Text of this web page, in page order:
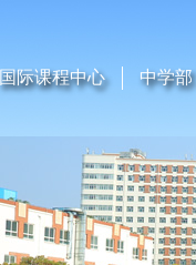
国际课程中心 中学部